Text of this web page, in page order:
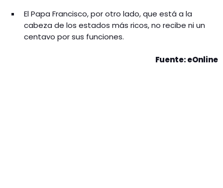
El Papa Francisco, por otro lado, que está a la
cabeza de los estados más ricos, no recibe ni un
centavo por sus funciones.
Fuente: eOnline